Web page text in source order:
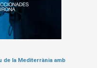
de la Mediterrània amb